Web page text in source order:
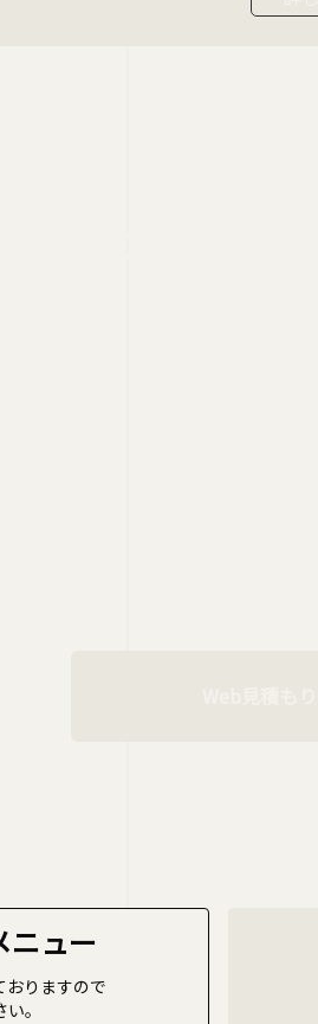
ニュー
おりますので
。